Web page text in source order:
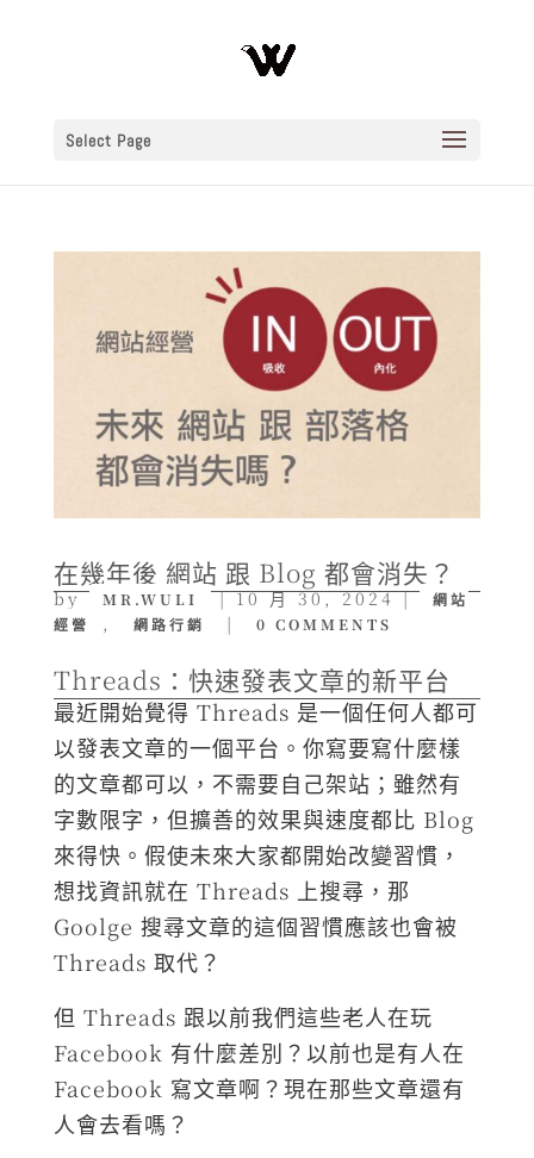
Select Page
在幾年後 網站 跟 Blog 都會消失？
by MR.WULI |10 月 30, 2024|
網站
經營
, 網路行銷 | 0 COMMENTS
Threads：快速發表文章的新平台
最近開始覺得 Threads 是一個任何人都可
以發表文章的一個平台。你寫要寫什麼樣
的文章都可以，不需要自己架站；雖然有
字數限字，但擴善的效果與速度都比 Blog
來得快。假使未來大家都開始改變習慣，
想找資訊就在 Threads 上搜尋，那
Goolge 搜尋文章的這個習慣應該也會被
Threads 取代？
但 Threads 跟以前我們這些老人在玩
Facebook 有什麼差別？以前也是有人在
Facebook 寫文章啊？現在那些文章還有
人會去看嗎？